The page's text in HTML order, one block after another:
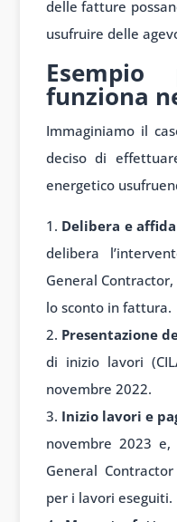
delle fatture
usufruire delle
Esempio
funziona
Immaginiamo il
deciso di
energetico
Delibera e
delibera
General
lo sconto in fattura.
Presentazione
di inizio lavori
novembre 2022.
Inizio lavori e
novembre 2023
General
per i lavori eseguiti.